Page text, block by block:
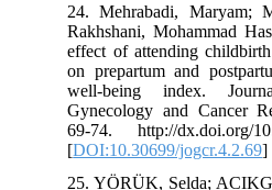
24. Mehrabadi,
Rakhshani,
effect of attending
on prepartum and
well-being
Gynecology and
69-74.‏ http://dx.doi.org/10.30699/jogcr.4.2.69.
[DOI:10.30699/
25. YÖRÜK,